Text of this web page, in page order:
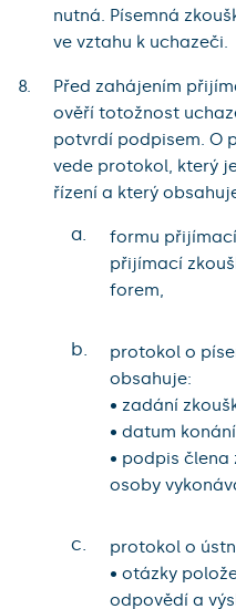
nutná. Písemná
ve vztahu k uchazeči.
Před zahájením
ověří totožnost
potvrdí podpisem. O
vede protokol, který
řízení a který
a.
formu
přijímací
forem,
b.
protokol o
obsahuje:
• zadání
• datum
• podpis člena
osoby
c.
protokol o
• otázky
odpovědí a